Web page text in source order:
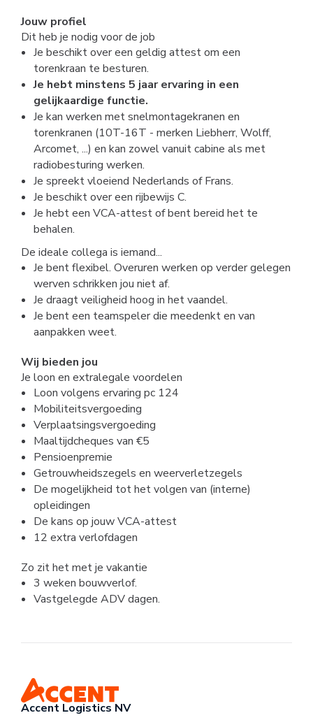
Jouw profiel
Dit heb je nodig voor de job
Je beschikt over een geldig attest om een
torenkraan te besturen.
Je hebt minstens 5 jaar ervaring in een
gelijkaardige functie.
Je kan werken met snelmontagekranen en
torenkranen (10T-16T - merken Liebherr, Wolff,
Arcomet, ...) en kan zowel vanuit cabine als met
radiobesturing werken.
Je spreekt vloeiend Nederlands of Frans.
Je beschikt over een rijbewijs C.
Je hebt een VCA-attest of bent bereid het te
behalen.
De ideale collega is iemand...
Je bent flexibel. Overuren werken op verder gelegen
werven schrikken jou niet af.
Je draagt veiligheid hoog in het vaandel.
Je bent een teamspeler die meedenkt en van
aanpakken weet.
Wij bieden jou
Je loon en extralegale voordelen
Loon volgens ervaring pc 124
Mobiliteitsvergoeding
Verplaatsingsvergoeding
Maaltijdcheques van €5
Pensioenpremie
Getrouwheidszegels en weerverletzegels
De mogelijkheid tot het volgen van (interne)
opleidingen
De kans op jouw VCA-attest
12 extra verlofdagen
Zo zit het met je vakantie
3 weken bouwverlof.
Vastgelegde ADV dagen.
Accent Logistics NV